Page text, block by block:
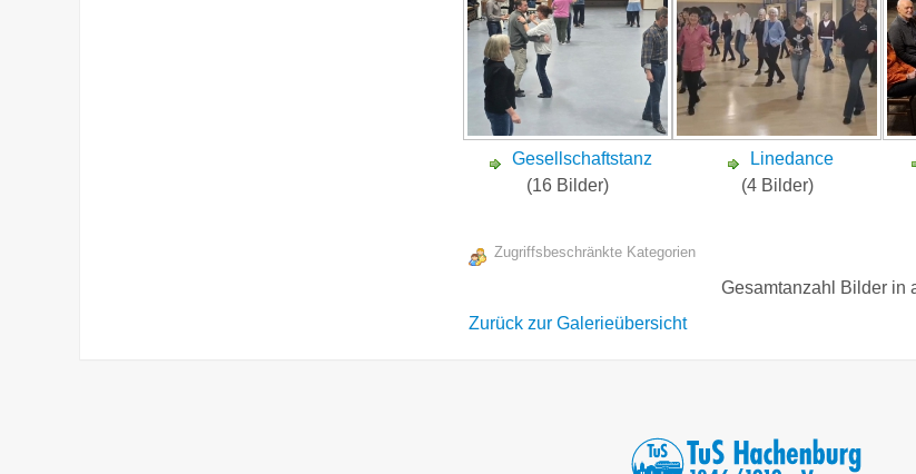
Gesellschaftstanz
(16 Bilder)
Linedance
(4 Bilder)
Zugriffsbeschränkte Kategorien
Gesamtanzahl Bilder in
Zurück zur Galerieübersicht